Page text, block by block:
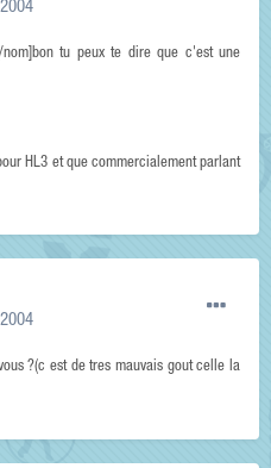
nom]bon tu peux te dire que c'est une
HL3 et que commercialement parlant
?(c est de tres mauvais gout celle la